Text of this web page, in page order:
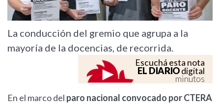
La conducción del gremio que agrupa a la
mayoría de la docencias, de recorrida.
Escuchá esta nota
EL DIARIOdigital
minutos
En el marco del paro nacional convocado por CTERA